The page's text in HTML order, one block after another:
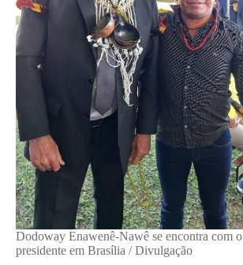
Dodoway Enawenê-Nawê se encontra com o
presidente em Brasília / Divulgação